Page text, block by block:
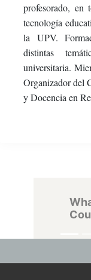
profesorado, en
tecnología
la UPV.
distintas
universitaria.
Organizador del
y Docencia en